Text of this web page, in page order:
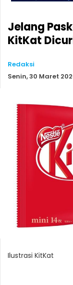
Jelang
KitKat
Redaksi
Senin, 30 Maret
Ilustrasi KitKat